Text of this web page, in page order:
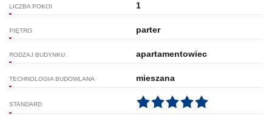
LICZBA POKOI 1
PIĘTRO parter
RODZAJ BUDYNKU apartamentowiec
TECHNOLOGIA BUDOWLANA mieszana
STANDARD